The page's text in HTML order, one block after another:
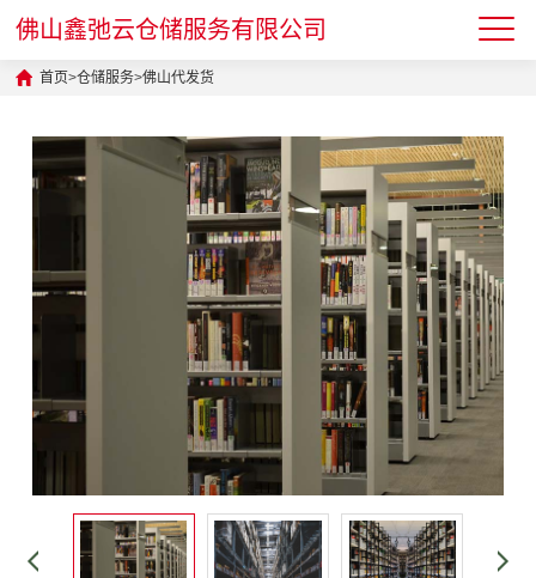
佛山鑫弛云仓储服务有限公司
首页>仓储服务>佛山代发货